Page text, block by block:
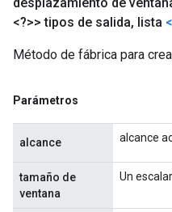
<?>> tipos de salida, lista
Método de fábrica para
Parámetros
alcance alcance
tamaño de
ventana
Un